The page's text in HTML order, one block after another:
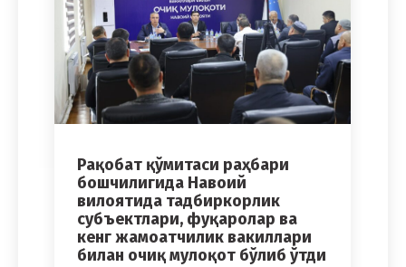
Рақобат қўмитаси раҳбари
бошчилигида Навоий
вилоятида тадбиркорлик
субъектлари, фуқаролар ва
кенг жамоатчилик вакиллари
билан очиқ мулоқот бўлиб ўтди